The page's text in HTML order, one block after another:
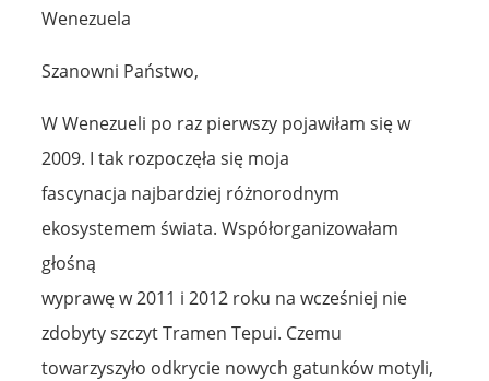
Wenezuela
Szanowni Państwo,
W Wenezueli po raz pierwszy pojawiłam się w
2009. I tak rozpoczęła się moja
fascynacja najbardziej różnorodnym
ekosystemem świata. Współorganizowałam
głośną
wyprawę w 2011 i 2012 roku na wcześniej nie
zdobyty szczyt Tramen Tepui. Czemu
towarzyszyło odkrycie nowych gatunków motyli,